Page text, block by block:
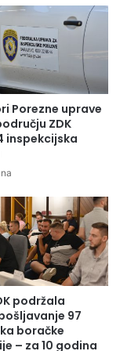
Art Centra i
BH Telecoma i
redovnom
je
Con film
i Oskar film.
Porezne uprave
ZDK
inspekcijska
podržala
97
boračke
– za 10 godina